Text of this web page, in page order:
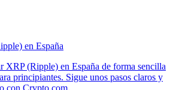
en España
XRP (Ripple) en España de forma sencilla
principiantes. Sigue unos pasos claros y
con Crypto.com.